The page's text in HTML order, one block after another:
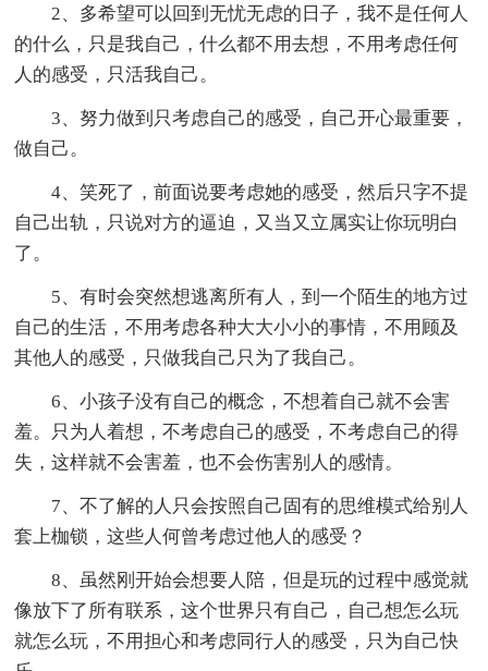
2、多希望可以回到无忧无虑的日子，我不是任何人
的什么，只是我自己，什么都不用去想，不用考虑任何
人的感受，只活我自己。
3、努力做到只考虑自己的感受，自己开心最重要，
做自己。
4、笑死了，前面说要考虑她的感受，然后只字不提
自己出轨，只说对方的逼迫，又当又立属实让你玩明白
了。
5、有时会突然想逃离所有人，到一个陌生的地方过
自己的生活，不用考虑各种大大小小的事情，不用顾及
其他人的感受，只做我自己只为了我自己。
6、小孩子没有自己的概念，不想着自己就不会害
羞。只为人着想，不考虑自己的感受，不考虑自己的得
失，这样就不会害羞，也不会伤害别人的感情。
7、不了解的人只会按照自己固有的思维模式给别人
套上枷锁，这些人何曾考虑过他人的感受？
8、虽然刚开始会想要人陪，但是玩的过程中感觉就
像放下了所有联系，这个世界只有自己，自己想怎么玩
就怎么玩，不用担心和考虑同行人的感受，只为自己快